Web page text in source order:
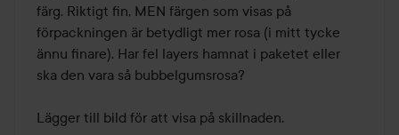
färg. Riktigt fin, MEN färgen som visas på
förpackningen är betydligt mer rosa (i mitt tycke
ännu finare). Har fel layers hamnat i paketet eller
ska den vara så bubbelgumsrosa?
Lägger till bild för att visa på skillnaden.